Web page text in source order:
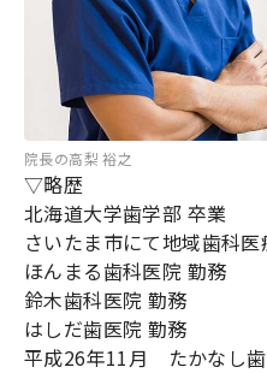
院長の高梨 裕之
▽略歴
北海道大学歯学部 卒業
さいたま市にて地域歯科
ほんまる歯科医院 勤務
鈴木歯科医院 勤務
はしだ歯医院 勤務
平成26年11月 たかなし